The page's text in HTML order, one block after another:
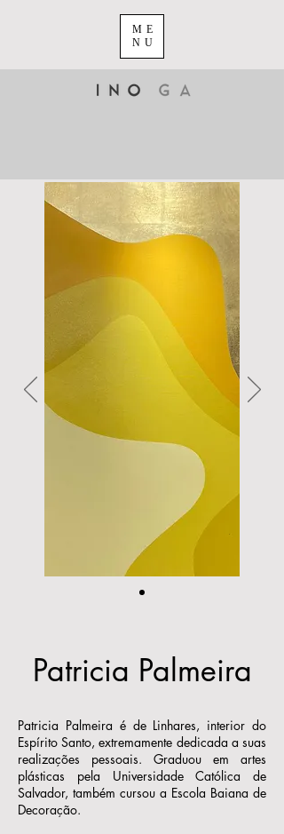
ME
NU
Patricia Palmeira
Patricia Palmeira é de Linhares, interior do
Espírito Santo, extremamente dedicada a suas
realizações pessoais. Graduou em artes
plásticas pela Universidade Católica de
Salvador, também cursou a Escola Baiana de
Decoração.